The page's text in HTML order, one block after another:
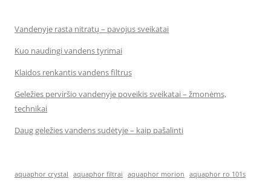
Vandenyje rasta nitratų – pavojus sveikatai
Kuo naudingi vandens tyrimai
Klaidos renkantis vandens filtrus
Geležies perviršio vandenyje poveikis sveikatai – žmonėms,
technikai
Daug geležies vandens sudėtyje – kaip pašalinti
aquaphor crystal aquaphor filtrai aquaphor morion
aquaphor ro 101s